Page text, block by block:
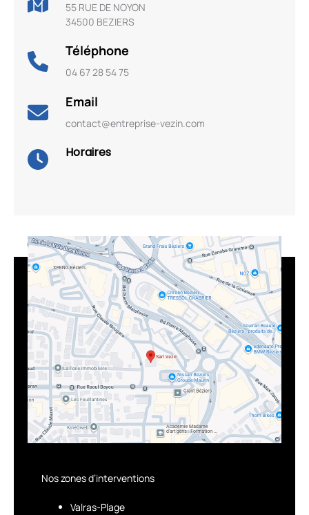
55 RUE DE NOYON
34500 BEZIERS
Téléphone
04 67 28 54 75
Email
contact@entreprise-vezin.com
Horaires
Nos zones d’interventions
Valras-Plage